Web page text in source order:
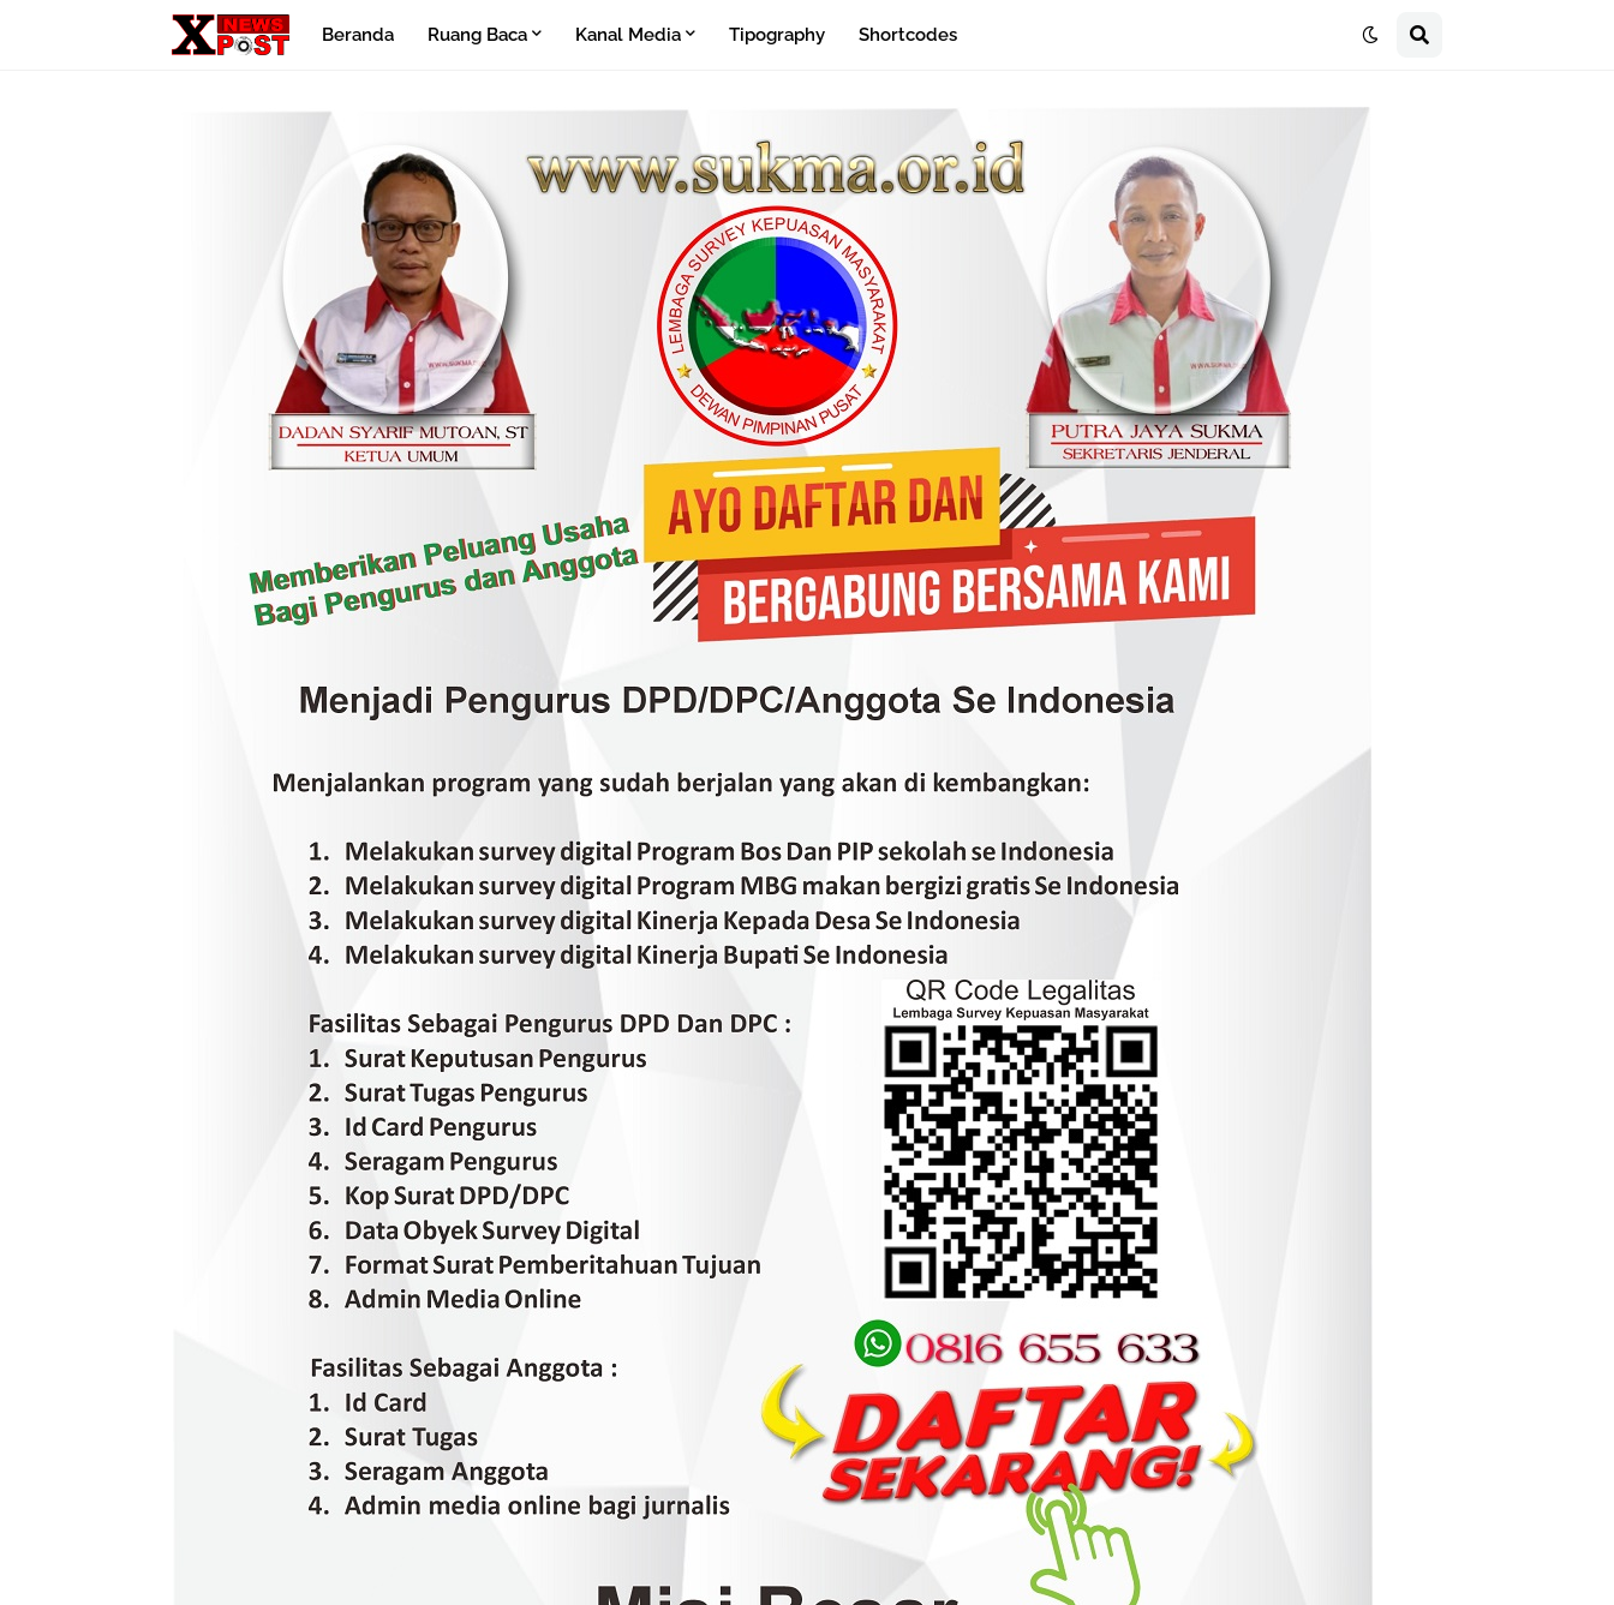
Beranda Ruang Baca Kanal Media Tipography Shortcodes